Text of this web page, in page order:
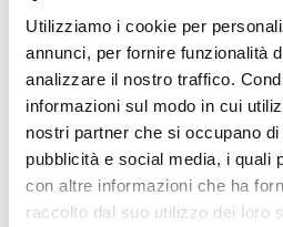
Utilizziamo i cookie per
annunci, per fornire funzionalità
analizzare il nostro traffico.
informazioni sul modo in cui
nostri partner che si occupano
pubblicità e social media, i quali
con altre informazioni che ha
raccolto dal suo utilizzo dei loro
07/08/2026
Pubblicità